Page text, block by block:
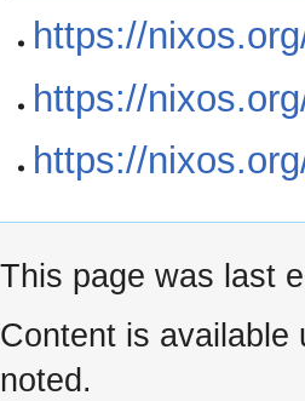
https://
https://
https://
This page was last
Content is available
noted.